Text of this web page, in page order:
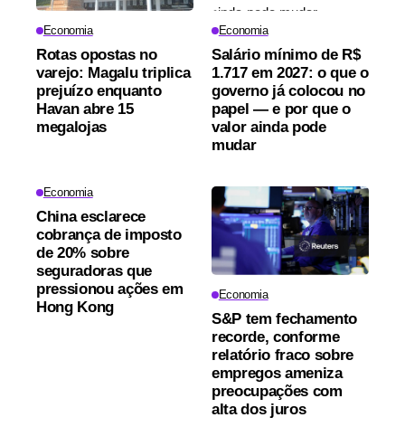
Economia
Rotas opostas no
varejo: Magalu triplica
prejuízo enquanto
Havan abre 15
megalojas
Economia
Salário mínimo de R$
1.717 em 2027: o que o
governo já colocou no
papel — e por que o
valor ainda pode
mudar
Economia
China esclarece
cobrança de imposto
de 20% sobre
seguradoras que
pressionou ações em
Hong Kong
Economia
S&P tem fechamento
recorde, conforme
relatório fraco sobre
empregos ameniza
preocupações com
alta dos juros